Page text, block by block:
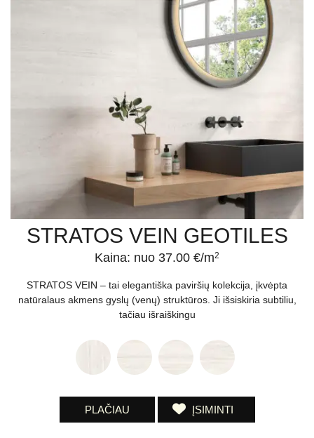
STRATOS VEIN GEOTILES
Kaina: nuo 37.00 €/m2
STRATOS VEIN – tai elegantiška paviršių kolekcija, įkvėpta
natūralaus akmens gyslų (venų) struktūros. Ji išsiskiria subtiliu,
tačiau išraiškingu
PLAČIAU ĮSIMINTI